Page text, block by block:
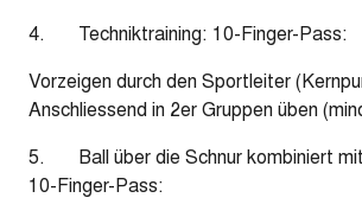
4. Techniktraining: 10-Finger-Pass:
Vorzeigen durch den Sportleiter
Anschliessend in 2er Gruppen üben
5. Ball über die Schnur kombiniert
10-Finger-Pass: